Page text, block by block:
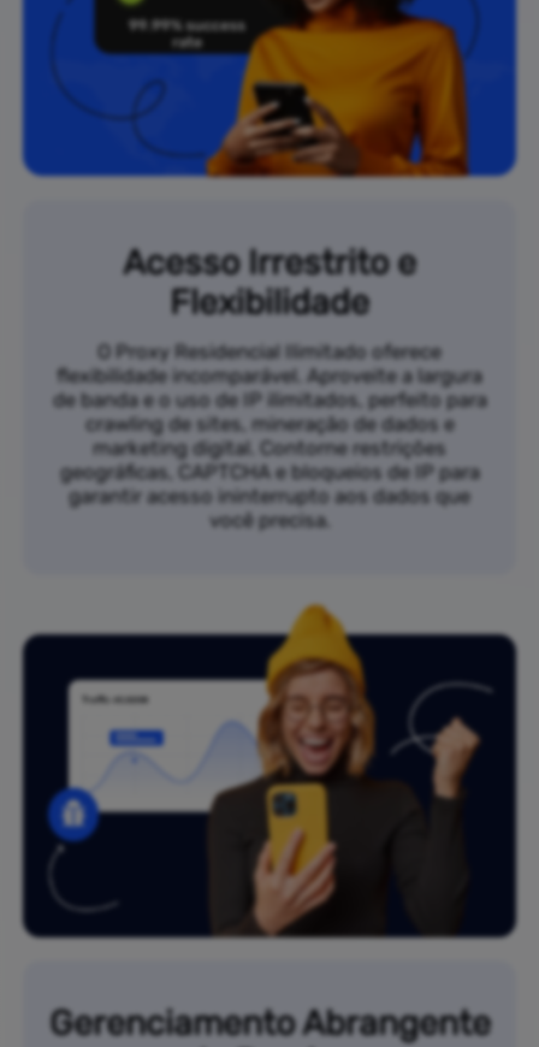
Acesso Irrestrito e
Flexibilidade
O Proxy Residencial Ilimitado oferece
flexibilidade incomparável. Aproveite a largura
de banda e o uso de IP ilimitados, perfeito para
crawling de sites, mineração de dados e
marketing digital. Contorne restrições
geográficas, CAPTCHA e bloqueios de IP para
garantir acesso ininterrupto aos dados que
você precisa.
Gerenciamento Abrangente